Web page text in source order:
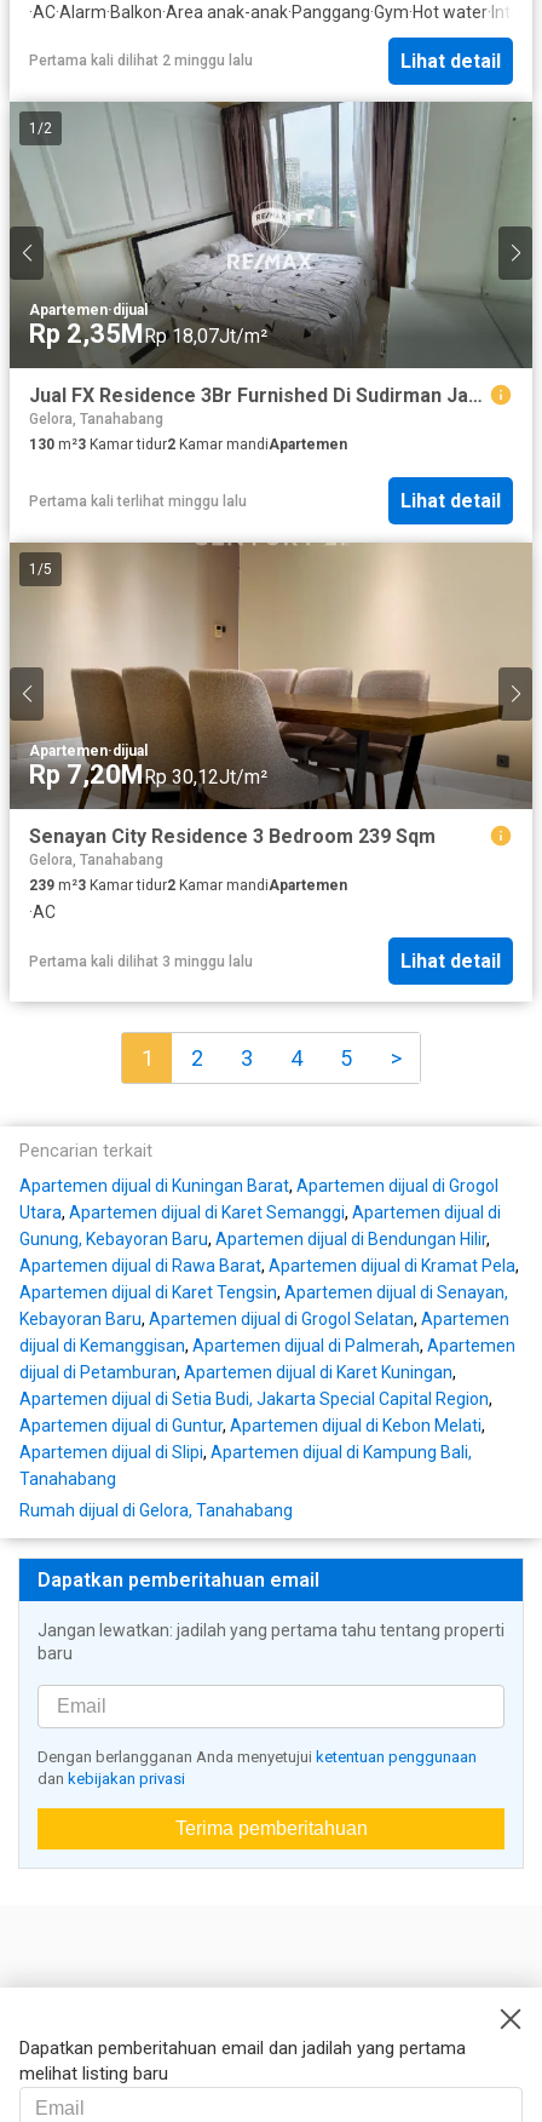
·AC·Alarm·Balkon·Area anak-anak·Panggang·Gym·Hot water·
Pertama kali dilihat 2 minggu lalu Lihat detail
1 /2
Apartemen·dijual
Rp 2,35MRp 18,07Jt/m²
Jual FX Residence 3Br Furnished Di Sudirman Jakarta Selatan
Gelora, Tanahabang
130 m²3 Kamar tidur2 Kamar mandiApartemen
Pertama kali terlihat minggu lalu Lihat detail
1 /5
Apartemen·dijual
Rp 7,20MRp 30,12Jt/m²
Senayan City Residence 3 Bedroom 239 Sqm
Gelora, Tanahabang
239 m²3 Kamar tidur2 Kamar mandiApartemen
·AC
Pertama kali dilihat 3 minggu lalu Lihat detail
1 2 3 4 5 >
Pencarian terkait
Apartemen dijual di Kuningan Barat, Apartemen dijual di Grogol
Utara, Apartemen dijual di Karet Semanggi, Apartemen dijual di
Gunung, Kebayoran Baru, Apartemen dijual di Bendungan Hilir,
Apartemen dijual di Rawa Barat, Apartemen dijual di Kramat Pela,
Apartemen dijual di Karet Tengsin, Apartemen dijual di Senayan,
Kebayoran Baru, Apartemen dijual di Grogol Selatan, Apartemen
dijual di Kemanggisan, Apartemen dijual di Palmerah, Apartemen
dijual di Petamburan, Apartemen dijual di Karet Kuningan,
Apartemen dijual di Setia Budi, Jakarta Special Capital Region,
Apartemen dijual di Guntur, Apartemen dijual di Kebon Melati,
Apartemen dijual di Slipi, Apartemen dijual di Kampung Bali,
Tanahabang
Rumah dijual di Gelora, Tanahabang
Dapatkan pemberitahuan email
Jangan lewatkan: jadilah yang pertama tahu tentang properti
baru
Dengan berlangganan Anda menyetujui ketentuan penggunaan
dan kebijakan privasi
Terima pemberitahuan
Dapatkan pemberitahuan email dan jadilah yang pertama
melihat listing baru
Kontak kami
Hukum
Syarat dan ketentuan